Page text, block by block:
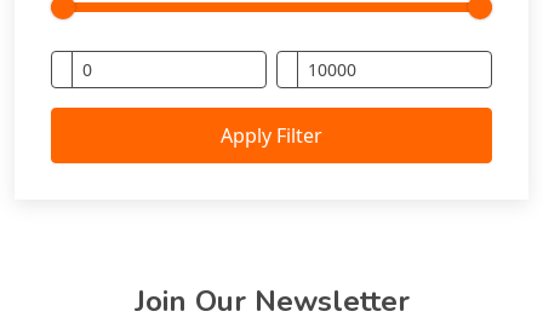
Apply Filter
Join Our Newsletter